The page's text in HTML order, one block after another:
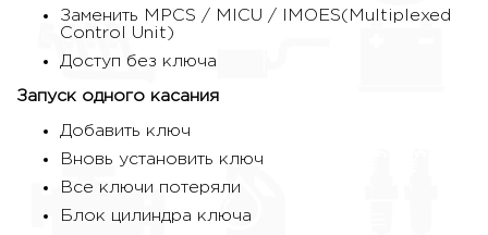
Заменить MPCS / MICU / IMOES(Multiplexed
Control Unit)
Доступ без ключа
Запуск одного касания
Добавить ключ
Вновь установить ключ
Все ключи потеряли
Блок цилиндра ключа